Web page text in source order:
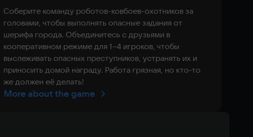
Соберите команду роботов-ковбоев-охотников за
головами, чтобы выполнять опасные задания от
шерифа города. Объединитесь с друзьями в
кооперативном режиме для 1–4 игроков, чтобы
выслеживать опасных преступников, устранять их и
приносить домой награду. Работа грязная, но кто-то
же должен её делать!
More about the game